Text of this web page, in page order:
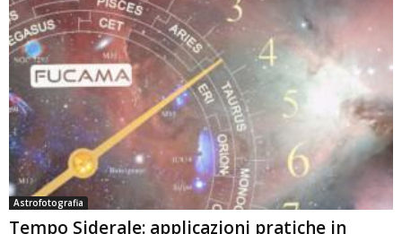
Astrofotografia
Tempo Siderale: applicazioni pratiche in